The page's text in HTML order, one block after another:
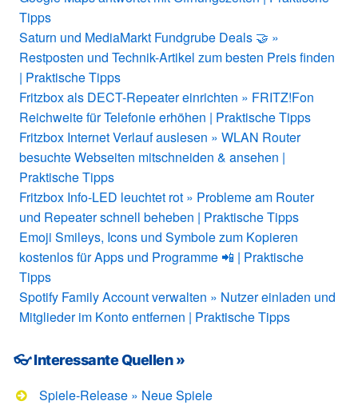
Tipps
Saturn und MediaMarkt Fundgrube Deals 🤝 »
Restposten und Technik-Artikel zum besten Preis finden
| Praktische Tipps
Fritzbox als DECT-Repeater einrichten » FRITZ!Fon
Reichweite für Telefonie erhöhen | Praktische Tipps
Fritzbox Internet Verlauf auslesen » WLAN Router
besuchte Webseiten mitschneiden & ansehen |
Praktische Tipps
Fritzbox Info-LED leuchtet rot » Probleme am Router
und Repeater schnell beheben | Praktische Tipps
Emoji Smileys, Icons und Symbole zum Kopieren
kostenlos für Apps und Programme 📲 | Praktische
Tipps
Spotify Family Account verwalten » Nutzer einladen und
Mitglieder im Konto entfernen | Praktische Tipps
👓 Interessante Quellen »
Spiele-Release » Neue Spiele